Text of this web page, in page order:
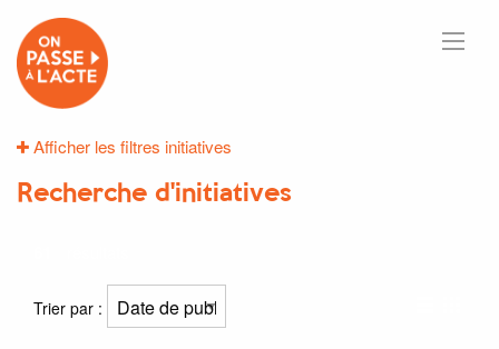
Afficher les filtres initiatives
Recherche d'initiatives
Trier par :